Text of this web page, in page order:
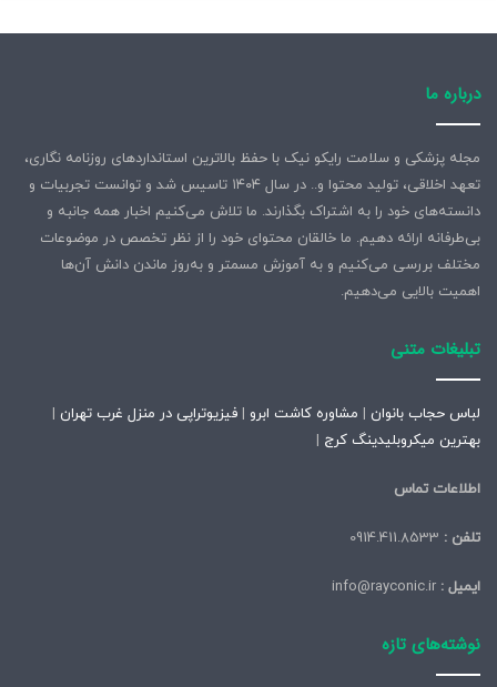
درباره ما
مجله پزشکی و سلامت رایکو نیک با حفظ بالاترین استانداردهای روزنامه نگاری،
تعهد اخلاقی، تولید محتوا و.. در سال ۱۴۰۴ تاسیس شد و توانست تجربیات و
دانسته‌های خود را به اشتراک بگذارند. ما تلاش می‌کنیم اخبار همه جانبه و
بی‌طرفانه ارائه دهیم. ما خالقان محتوای خود را از نظر تخصص در موضوعات
مختلف بررسی می‌کنیم و به آموزش مسمتر و به‌روز ماندن دانش آن‌ها
اهمیت بالایی می‌دهیم.
تبلیغات متنی
لباس حجاب بانوان | مشاوره کاشت ابرو | فیزیوتراپی در منزل غرب تهران |
بهترین میکروبلیدینگ کرج |
اطلاعات تماس
تلفن :
ایمیل :
نوشته‌های تازه